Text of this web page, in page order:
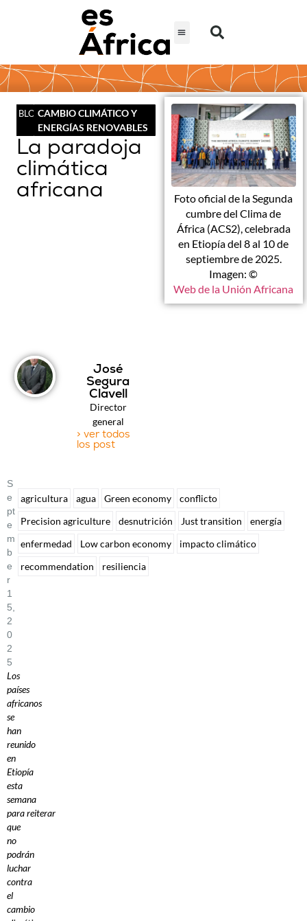
BLOGCAMBIO CLIMÁTICO Y
ENERGÍAS RENOVABLES
La paradoja
climática
africana
Foto oficial de la Segunda
cumbre del Clima de
África (ACS2), celebrada
en Etiopía del 8 al 10 de
septiembre de 2025.
Imagen: ©
Web de la Unión Africana
José
Segura
Clavell
Director
general
> ver todos
los post
S
E
Pt
E
M
B
E
R
1
5,
2
0
2
5
Los
países
africanos
se
han
reunido
en
Etiopía
esta
semana
para reiterar
que
no
podrán
luchar
contra
el
cambio
agricultura agua Green economy
conflicto
Precision agriculture
desnutrición Just transition
energía
enfermedad
Low carbon economy
impacto climático
recommendation
resiliencia